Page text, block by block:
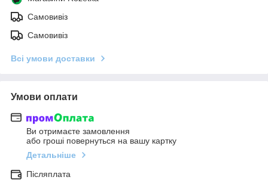
Самовивіз
Самовивіз
Всі умови доставки
Умови оплати
Ви отримаєте замовлення
або гроші повернуться на вашу картку
Детальніше
Післяплата